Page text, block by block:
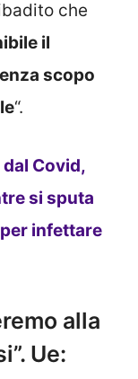
che
il
scopo
“.
Covid,
si sputa
infettare
alla
Ue: